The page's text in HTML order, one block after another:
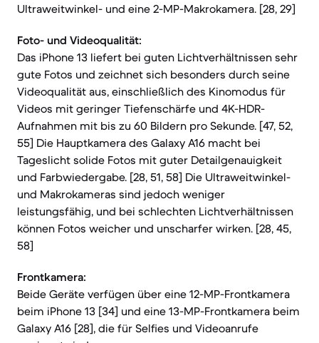
Ultraweitwinkel- und eine 2-MP-Makrokamera. [28, 29]
Foto- und Videoqualität:
Das iPhone 13 liefert bei guten Lichtverhältnissen sehr
gute Fotos und zeichnet sich besonders durch seine
Videoqualität aus, einschließlich des Kinomodus für
Videos mit geringer Tiefenschärfe und 4K-HDR-
Aufnahmen mit bis zu 60 Bildern pro Sekunde. [47, 52,
55] Die Hauptkamera des Galaxy A16 macht bei
Tageslicht solide Fotos mit guter Detailgenauigkeit
und Farbwiedergabe. [28, 51, 58] Die Ultraweitwinkel-
und Makrokameras sind jedoch weniger
leistungsfähig, und bei schlechten Lichtverhältnissen
können Fotos weicher und unscharfer wirken. [28, 45,
58]
Frontkamera:
Beide Geräte verfügen über eine 12-MP-Frontkamera
beim iPhone 13 [34] und eine 13-MP-Frontkamera beim
Galaxy A16 [28], die für Selfies und Videoanrufe